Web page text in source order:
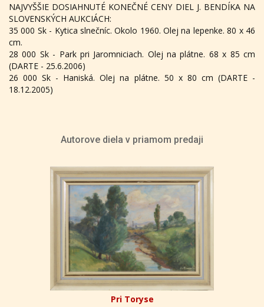
NAJVYŠŠIE DOSIAHNUTÉ KONEČNÉ CENY DIEL J. BENDÍKA NA
SLOVENSKÝCH AUKCIÁCH:
35 000 Sk - Kytica slnečníc. Okolo 1960. Olej na lepenke. 80 x 46
cm.
28 000 Sk - Park pri Jaromniciach. Olej na plátne. 68 x 85 cm
(DARTE - 25.6.2006)
26 000 Sk - Haniská. Olej na plátne. 50 x 80 cm (DARTE -
18.12.2005)
Autorove diela v priamom predaji
Pri Toryse